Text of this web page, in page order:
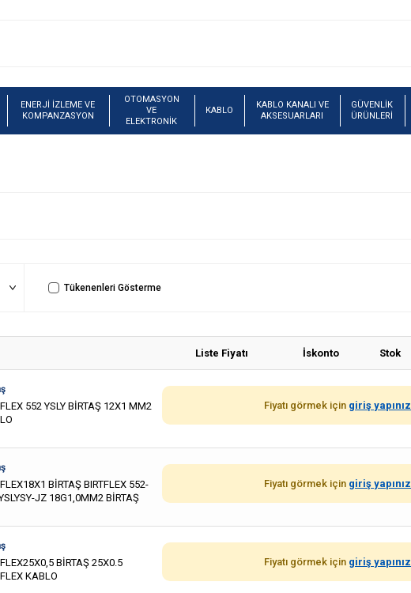
ENERJİ İZLEME VE
KOMPANZASYON
OTOMASYON
VE
ELEKTRONİK
KABLO
KABLO KANALI VE
AKSESUARLARI
GÜVENLİK
ÜRÜNLERİ
Tükenenleri Gösterme
Liste Fiyatı İskonto Stok
552 YSLY BİRTAŞ 12X1 MM2
Fiyatı görmek için giriş yapınız
BİRTAŞ BIRTFLEX 552-
JZ 18G1,0MM2 BİRTAŞ
Fiyatı görmek için giriş yapınız
BİRTAŞ 25X0.5
KABLO
Fiyatı görmek için giriş yapınız